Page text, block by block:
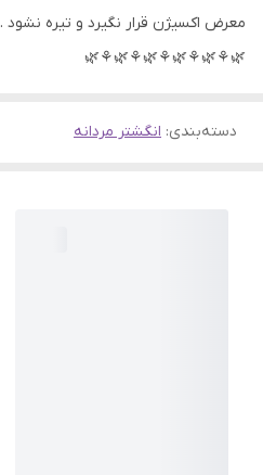
معرض اکسیژن قرار نگیرد و تیره نشود .
🌿⚘🌿⚘🌿⚘🌿⚘🌿⚘🌿
دسته‌بندی: انگشتر مردانه